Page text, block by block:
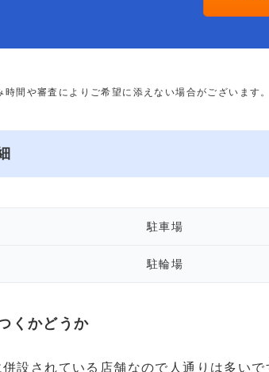
間や審査によりご希望に添えない場合がございます。
駐車場
駐輪場
くかどうか
併設されている店舗なので人通りは多い